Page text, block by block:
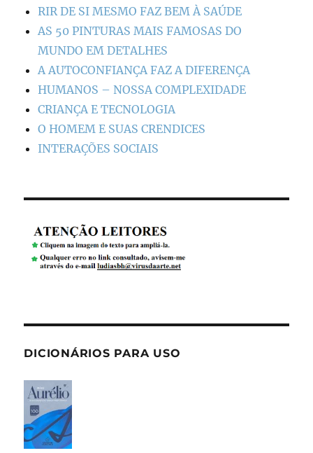
RIR DE SI MESMO FAZ BEM À SAÚDE
AS 50 PINTURAS MAIS FAMOSAS DO
MUNDO EM DETALHES
A AUTOCONFIANÇA FAZ A DIFERENÇA
HUMANOS – NOSSA COMPLEXIDADE
CRIANÇA E TECNOLOGIA
O HOMEM E SUAS CRENDICES
INTERAÇÕES SOCIAIS
DICIONÁRIOS PARA USO